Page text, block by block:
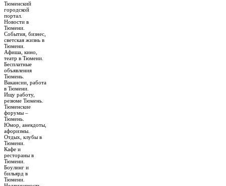
Тюменский
городской
портал.
Новости в
Тюмени.
События, бизнес,
светская жизнь в
Тюмени.
Афиша, кино,
театр в Тюмени.
Бесплатные
объявления
Тюмень.
Вакансии, работа
в Тюмени.
Ищу работу,
резюме Тюмень.
Тюменские
форумы –
Тюмень.
Юмор, анекдоты,
афоризмы.
Отдых, клубы в
Тюмени.
Кафе и
рестораны в
Тюмени.
Боулинг и
бильярд в
Тюмени.